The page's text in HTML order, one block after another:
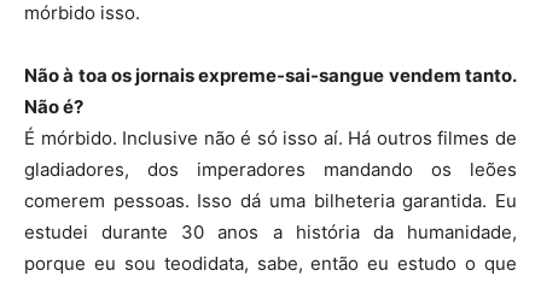
mórbido isso.
Não à toa os jornais expreme-sai-sangue vendem tanto.
Não é?
É mórbido. Inclusive não é só isso aí. Há outros filmes de
gladiadores, dos imperadores mandando os leões
comerem pessoas. Isso dá uma bilheteria garantida. Eu
estudei durante 30 anos a história da humanidade,
porque eu sou teodidata, sabe, então eu estudo o que